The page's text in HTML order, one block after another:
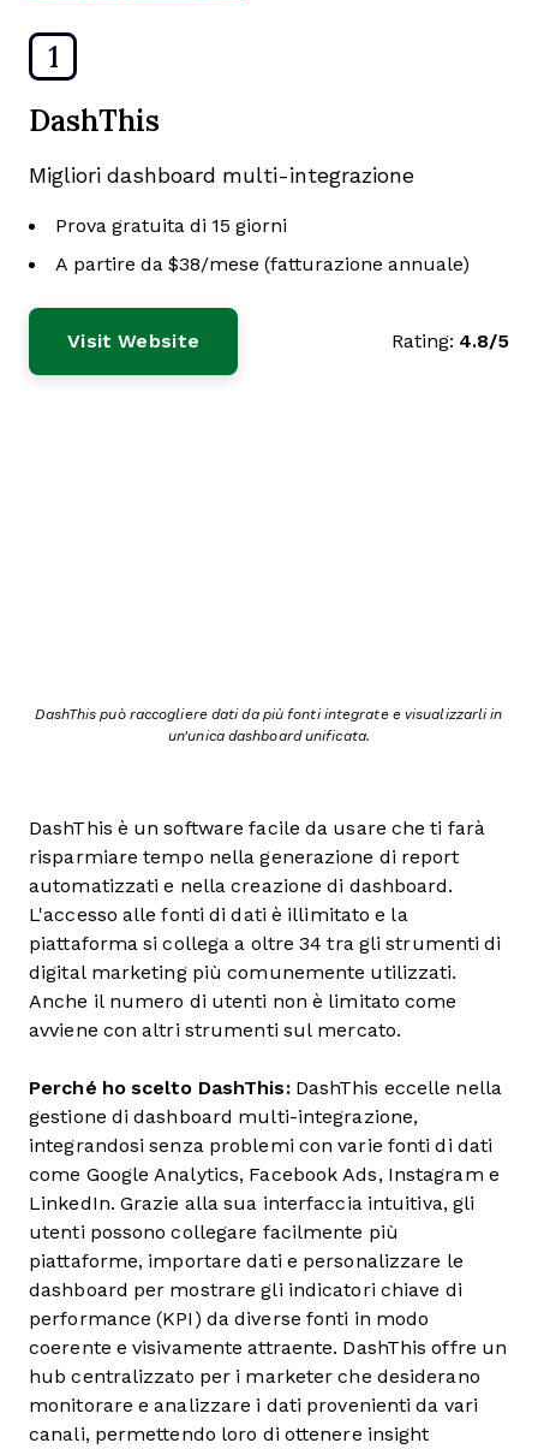
1
DashThis
Migliori dashboard multi-integrazione
Prova gratuita di 15 giorni
A partire da $38/mese (fatturazione annuale)
Visit Website Rating: 4.8/5
DashThis può raccogliere dati da più fonti integrate e visualizzarli in
un'unica dashboard unificata.
DashThis è un software facile da usare che ti farà
risparmiare tempo nella generazione di report
automatizzati e nella creazione di dashboard.
L'accesso alle fonti di dati è illimitato e la
piattaforma si collega a oltre 34 tra gli strumenti di
digital marketing più comunemente utilizzati.
Anche il numero di utenti non è limitato come
avviene con altri strumenti sul mercato.
Perché ho scelto DashThis:DashThis eccelle nella
gestione di dashboard multi-integrazione,
integrandosi senza problemi con varie fonti di dati
come Google Analytics, Facebook Ads, Instagram e
LinkedIn. Grazie alla sua interfaccia intuitiva, gli
utenti possono collegare facilmente più
piattaforme, importare dati e personalizzare le
dashboard per mostrare gli indicatori chiave di
performance (KPI) da diverse fonti in modo
coerente e visivamente attraente. DashThis offre un
hub centralizzato per i marketer che desiderano
monitorare e analizzare i dati provenienti da vari
canali, permettendo loro di ottenere insight